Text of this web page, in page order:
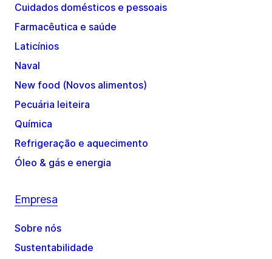
Cuidados domésticos e pessoais
Farmacêutica e saúde
Laticínios
Naval
New food (Novos alimentos)
Pecuária leiteira
Química
Refrigeração e aquecimento
Óleo & gás e energia
Empresa
Sobre nós
Sustentabilidade